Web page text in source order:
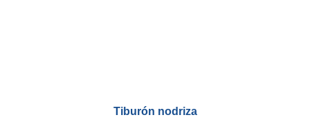
Tiburón nodriza